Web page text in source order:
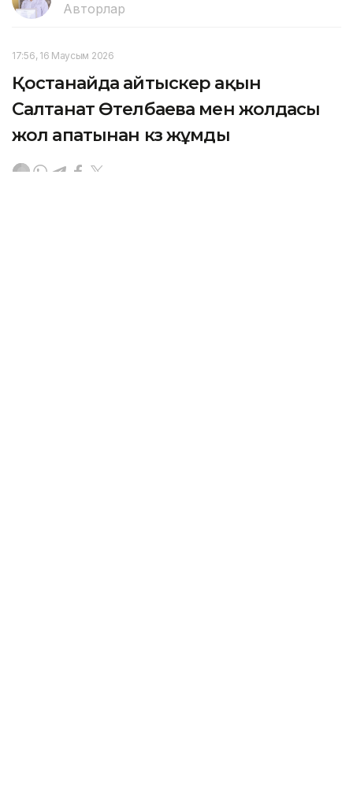
Авторлар
17:56, 16 Маусым 2026
Қостанайда айтыскер ақын
Салтанат Өтелбаева мен жолдасы
жол апатынан көз жұмды